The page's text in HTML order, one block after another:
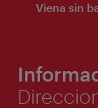
Viena sin